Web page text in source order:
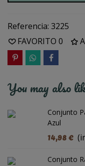
Referencia: 3225
FAVORITO 0
You may also
Conjunto
Azul
14,98 €
Conjunto